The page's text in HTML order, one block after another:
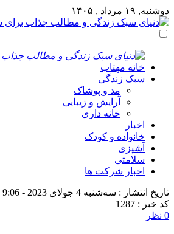
دوشنبه, ۱۹ مرداد , ۱۴۰۵
خانه مهتاب
سبک زندگی
مد و پوشاک
آرایش و زیبایی
خانه داری
اخبار
خانواده و کودک
آشپزی
سلامتی
اخبار شرکت ها
تاریخ انتشار : سه‌شنبه 4 جولای 2023 - 9:06
کد خبر : 1287
0 نظر